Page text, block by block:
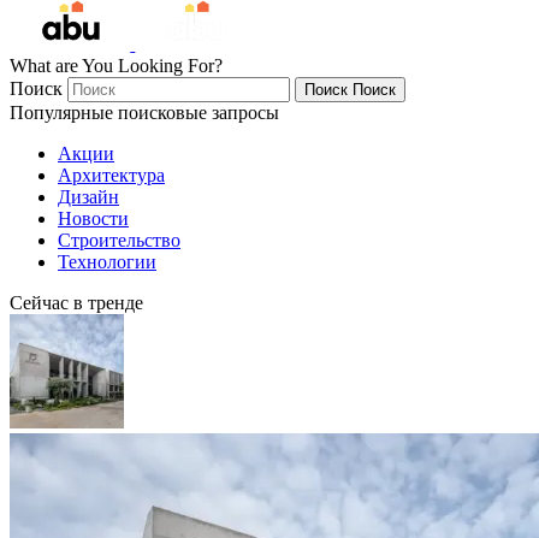
What are You Looking For?
Поиск
Поиск Поиск
Популярные поисковые запросы
Акции
Архитектура
Дизайн
Новости
Строительство
Технологии
Сейчас в тренде